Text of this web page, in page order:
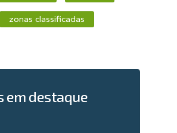
zonas classificadas
em destaque